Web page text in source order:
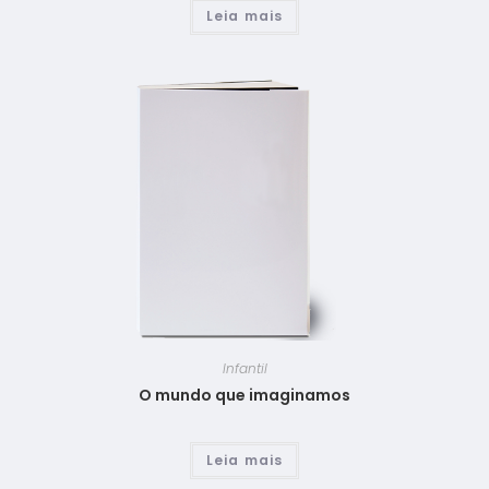
Leia mais
Infantil
O mundo que imaginamos
Leia mais